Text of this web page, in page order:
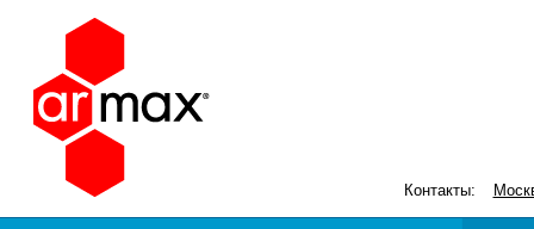
Контакты: